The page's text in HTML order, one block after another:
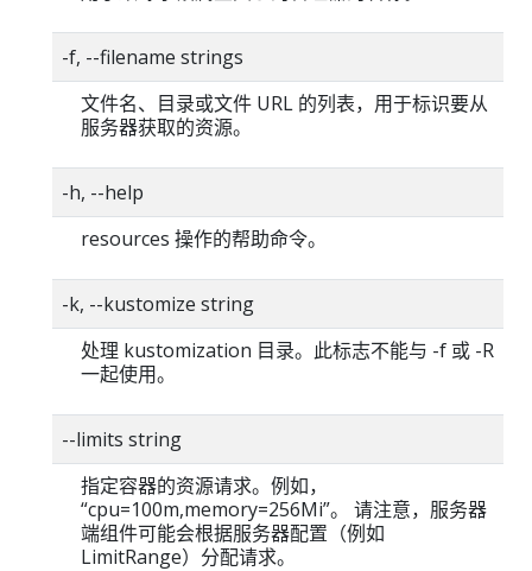
-f, --filename strings
文件名、目录或文件 URL 的列表，用于标识要从
服务器获取的资源。
-h, --help
resources 操作的帮助命令。
-k, --kustomize string
处理 kustomization 目录。此标志不能与 -f 或 -R
一起使用。
--limits string
指定容器的资源请求。例如，
“cpu=100m,memory=256Mi”。 请注意，服务器
端组件可能会根据服务器配置（例如
LimitRange）分配请求。